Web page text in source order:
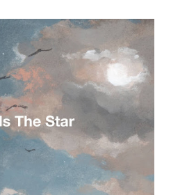
de toda. Comenzaba 2018 con
Time and Divination , del cuarteto
el trombonista Mark McGrain. Un
significativo y lúcido en su
por venir: un encuentro entre la
por sacar adelante un
v...